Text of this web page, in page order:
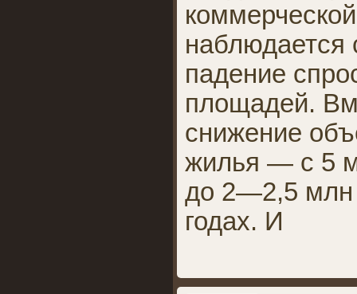
наблюдается
падение
площадей.
снижение
жилья — с 5
до 2—2,5 млн
годах. И